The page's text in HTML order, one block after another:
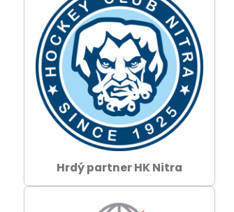
Hrdý partner HK Nitra